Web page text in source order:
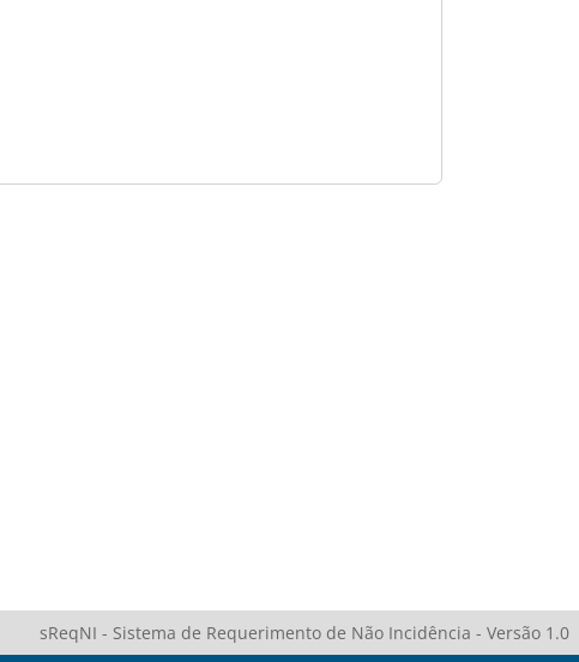
sReqNI - Sistema de Requerimento de Não Incidência - Versão 1.0